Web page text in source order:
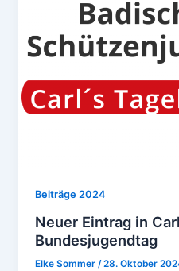
Beiträge 2024
Neuer Eintrag in
Bundesjugendtag
Elke Sommer/28. Oktober